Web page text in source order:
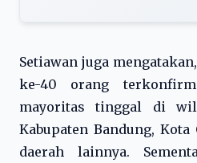
Setiawan juga
ke-40 orang
mayoritas tinggal di
Kabupaten Bandung,
daerah lainnya.